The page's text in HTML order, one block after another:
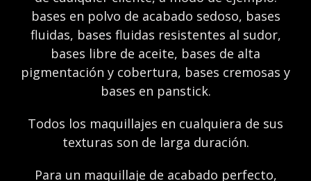
bases en polvo de acabado sedoso, bases
fluidas, bases fluidas resistentes al sudor,
bases libre de aceite, bases de alta
pigmentación y cobertura, bases cremosas y
bases en panstick.
Todos los maquillajes en cualquiera de sus
texturas son de larga duración.
Para un maquillaje de acabado perfecto,